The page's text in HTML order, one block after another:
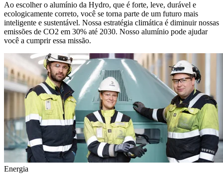
Ao escolher o alumínio da Hydro, que é forte, leve, durável e
ecologicamente correto, você se torna parte de um futuro mais
inteligente e sustentável. Nossa estratégia climática é diminuir nossas
emissões de CO2 em 30% até 2030. Nosso alumínio pode ajudar
você a cumprir essa missão.
Energia